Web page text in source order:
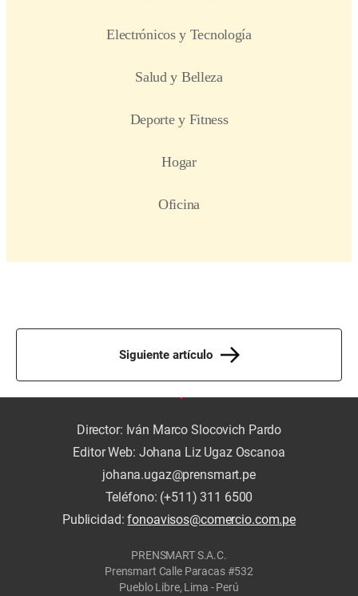
Siguiente artículo
Director: Iván Marco Slocovich Pardo
Editor Web: Johana Liz Ugaz Oscanoa
johana.ugaz@prensmart.pe
Teléfono: (+511) 311 6500
Publicidad:fonoavisos@comercio.com.pe
PRENSMART S.A.C.
Prensmart Calle Paracas #532
Pueblo Libre, Lima - Perú